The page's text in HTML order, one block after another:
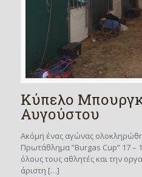
Κύπελο
Αυγούστου
Ακόμη ένας αγώνας
Πρωτάθλημα ”Burgas Cup” 17 –
όλους τους αθλητές και την
άριστη […]